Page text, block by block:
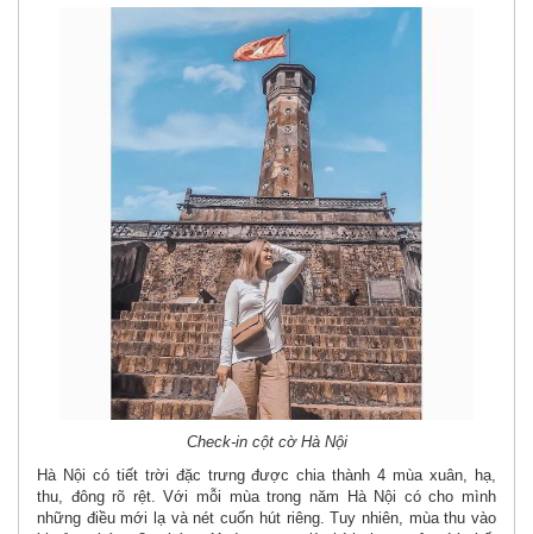
Check-in cột cờ Hà Nội
Hà Nội có tiết trời đặc trưng được chia thành 4 mùa xuân, hạ,
thu, đông rõ rệt. Với mỗi mùa trong năm Hà Nội có cho mình
những điều mới lạ và nét cuốn hút riêng. Tuy nhiên, mùa thu vào